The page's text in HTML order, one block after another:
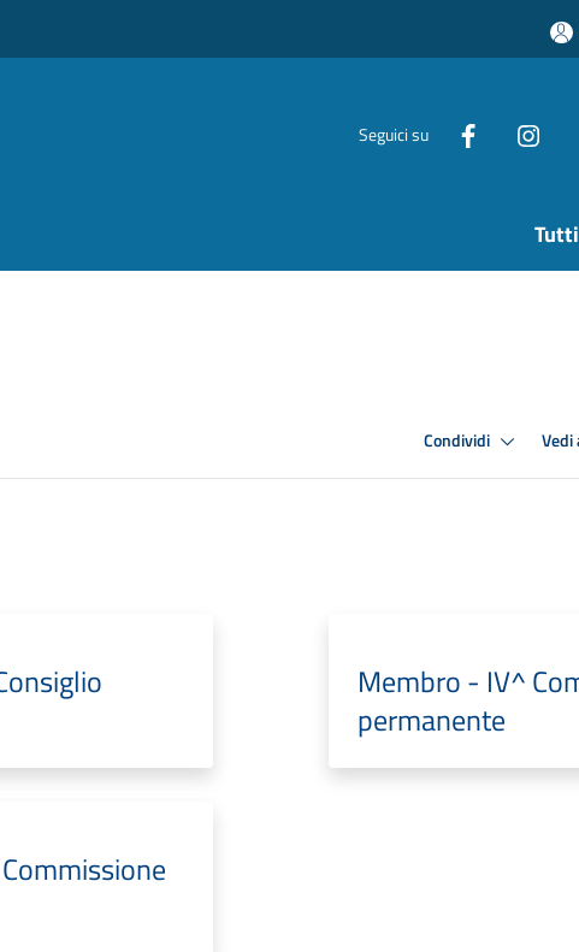
Seguici su
Condividi Vedi
Membro - IV^
permanente